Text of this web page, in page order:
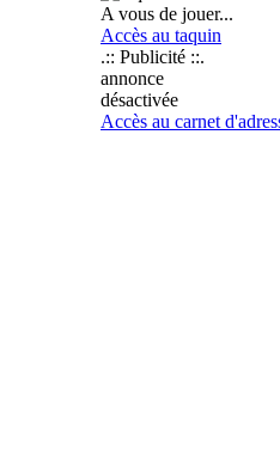
A vous de jouer...
Accès au taquin
.:: Publicité ::.
annonce
désactivée
Accès au carnet